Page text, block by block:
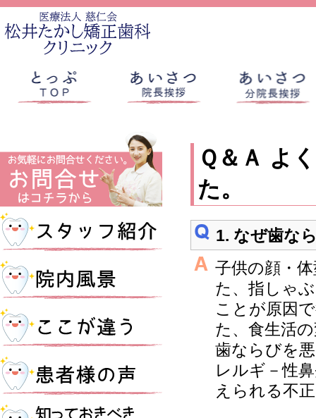
Ｑ＆Ａ よ
た。
1. なぜ歯な
子供の顔・
た、指しゃ
ことが原因
た、食生活
歯ならびを
レルギ－性
えられる不